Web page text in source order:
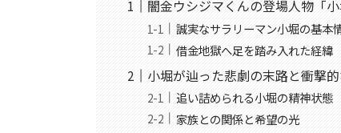
闇金ウシジマくんの登場人物「
誠実なサラリーマン小堀の基本
借金地獄へ足を踏み入れた経緯
小堀が辿った悲劇の末路と衝撃
追い詰められる小堀の精神状態
家族との関係と希望の光